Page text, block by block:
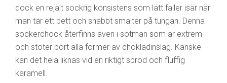
dock en rejält sockrig konsistens som lätt faller isär när
man tar ett bett och snabbt smälter på tungan. Denna
sockerchock återfinns även i sötman som är extrem
och stöter bort alla former av chokladinslag. Kanske
kan det hela liknas vid en riktigt spröd och fluffig
karamell.